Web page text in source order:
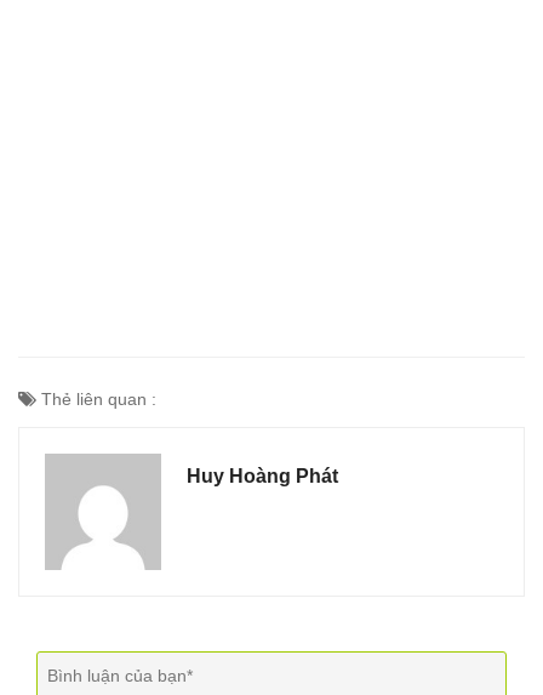
Thẻ liên quan :
Huy Hoàng Phát